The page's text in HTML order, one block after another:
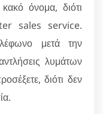
όνομα, διότι
sales service.
μετά την
λυμάτων
διότι δεν